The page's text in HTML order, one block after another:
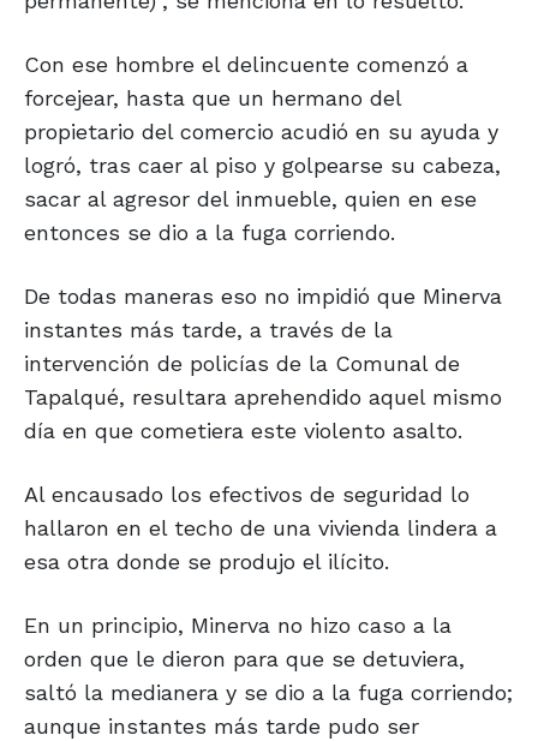
Con ese hombre el delincuente comenzó a
forcejear, hasta que un hermano del
propietario del comercio acudió en su ayuda y
logró, tras caer al piso y golpearse su cabeza,
sacar al agresor del inmueble, quien en ese
entonces se dio a la fuga corriendo.
De todas maneras eso no impidió que Minerva
instantes más tarde, a través de la
intervención de policías de la Comunal de
Tapalqué, resultara aprehendido aquel mismo
día en que cometiera este violento asalto.
Al encausado los efectivos de seguridad lo
hallaron en el techo de una vivienda lindera a
esa otra donde se produjo el ilícito.
En un principio, Minerva no hizo caso a la
orden que le dieron para que se detuviera,
saltó la medianera y se dio a la fuga corriendo;
aunque instantes más tarde pudo ser